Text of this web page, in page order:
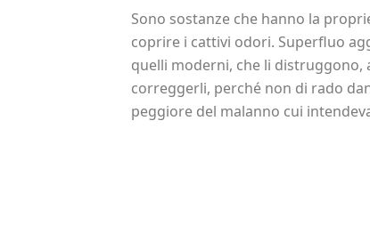
Sono sostanze che hanno la
coprire i cattivi odori. Superfluo
quelli moderni, che li
correggerli, perché non di rado
peggiore del malanno cui